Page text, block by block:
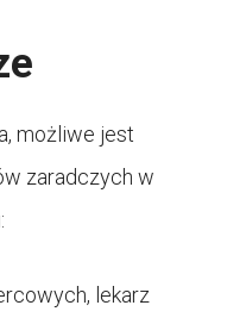
możliwe jest
zaradczych w
lekarz